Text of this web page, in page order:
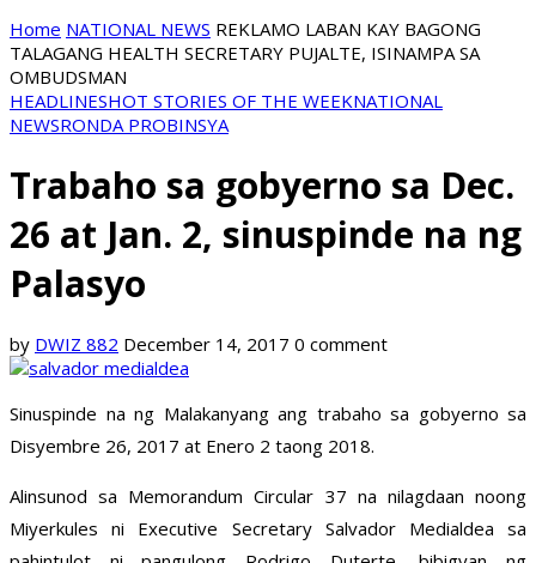
Home NATIONAL NEWS REKLAMO LABAN KAY BAGONG
TALAGANG HEALTH SECRETARY PUJALTE, ISINAMPA SA
OMBUDSMAN
HEADLINESHOT STORIES OF THE WEEKNATIONAL
NEWSRONDA PROBINSYA
Trabaho sa gobyerno sa Dec.
26 at Jan. 2, sinuspinde na ng
Palasyo
by DWIZ 882 December 14, 2017 0 comment
Sinuspinde na ng Malakanyang ang trabaho sa gobyerno sa
Disyembre 26, 2017 at Enero 2 taong 2018.
Alinsunod sa Memorandum Circular 37 na nilagdaan noong
Miyerkules ni Executive Secretary Salvador Medialdea sa